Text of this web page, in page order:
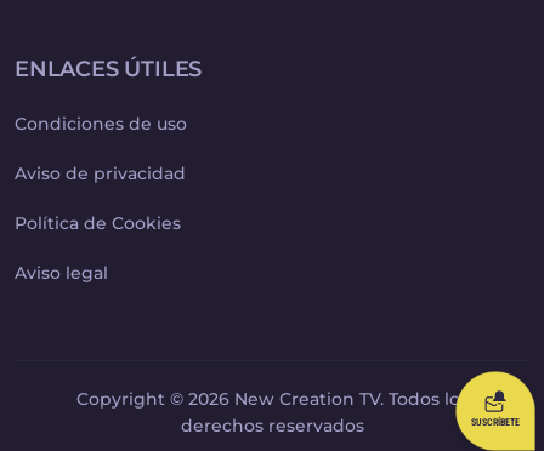
ENLACES ÚTILES
Condiciones de uso
Aviso de privacidad
Política de Cookies
Aviso legal
Copyright © 2026 New Creation TV. Todos los
derechos reservados
SUSCRÍBETE